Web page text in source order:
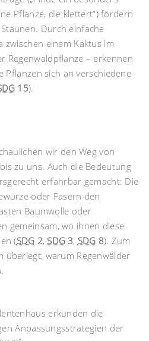
Pflanze, die klettert“) fördern
Durch einfache
zwischen einem Kaktus im
Regenwaldpflanze – erkennen
Pflanzen sich an verschiedene
15).
wir den Weg von
zu uns. Auch die Bedeutung
erfahrbar gemacht: Die
oder Fasern den
Baumwolle oder
gemeinsam, wo ihnen diese
(SDG 2,SDG3, SDG 8). Zum
überlegt, warum Regenwälder
erkunden die
Anpassungsstrategien der